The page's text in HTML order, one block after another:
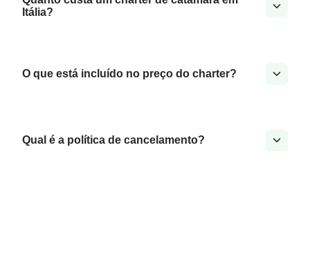
Itália?
O que está incluído no preço do charter?
Qual é a política de cancelamento?